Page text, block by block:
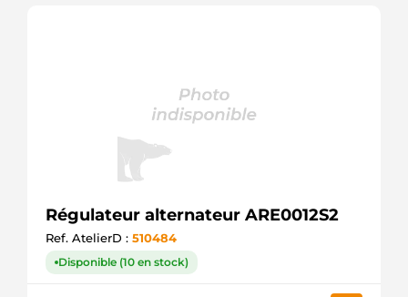
Régulateur alternateur ARE0012S2
Ref. AtelierD : 510484
Disponible (10 en stock)